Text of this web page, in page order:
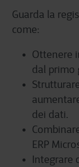
Guarda la
come:
Ottenere
dal primo
dei dati.
ERP
Integrare